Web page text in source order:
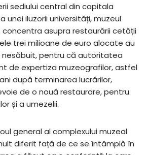
sediului central din capitala
unei iluzorii universități, muzeul
asupra restaurării cetății
trei milioane de euro alocate au
pentru că autoritatea
de expertiza muzeografilor, astfel
după terminarea lucrărilor,
de o nouă restaurare, pentru
și a umezelii.
general al complexului muzeal
diferit față de ce se întâmplă în